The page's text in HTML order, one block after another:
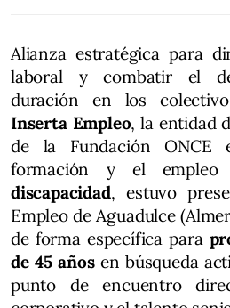
Alianza estratégica para
laboral y combatir el
duración en los
Inserta Empleo, la entidad
de la Fundación ONCE
formación y el empleo
discapacidad, estuvo
Empleo de Aguadulce
de forma específica para
de 45 añosen búsqueda
punto de encuentro